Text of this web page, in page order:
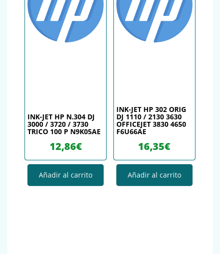
INK-JET HP N.304 DJ
3000 / 3720 / 3730
TRICO 100 P N9K05AE
12,86€
Añadir al carrito
INK-JET HP 302 ORIG
DJ 1110 / 2130 3630
OFFICEJET 3830 4650
F6U66AE
16,35€
Añadir al carrito